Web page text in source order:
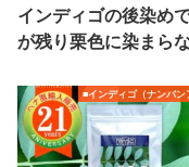
インディゴの後染め
が残り栗色に染まら
■インディゴ（ナンバン